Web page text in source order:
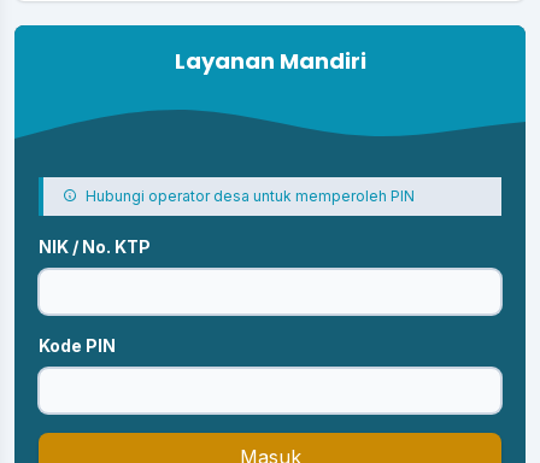
Layanan Mandiri
Hubungi operator desa untuk memperoleh PIN
NIK / No. KTP
Kode PIN
Masuk